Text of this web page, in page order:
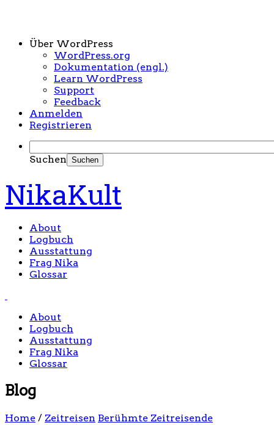
Über WordPress
WordPress.org
Dokumentation (engl.)
Learn WordPress
Support
Feedback
Anmelden
Registrieren
Suchen
NikaKult
About
Logbuch
Ausstattung
Frag Nika
Glossar
About
Logbuch
Ausstattung
Frag Nika
Glossar
Blog
Home / Zeitreisen Berühmte Zeitreisende